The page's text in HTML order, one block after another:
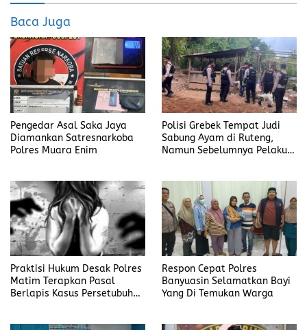
o
o
k
d
o
n
Baca Juga
Pengedar Asal Saka Jaya
Diamankan Satresnarkoba
Polres Muara Enim
Polisi Grebek Tempat Judi
Sabung Ayam di Ruteng,
Namun Sebelumnya Pelaku
Praktisi Hukum Desak Polres
Matim Terapkan Pasal
Berlapis Kasus Persetubuhan
Respon Cepat Polres
Banyuasin Selamatkan Bayi
Yang Di Temukan Warga